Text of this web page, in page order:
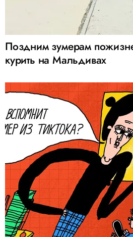
Поздним зумерам
курить на Мальдивах